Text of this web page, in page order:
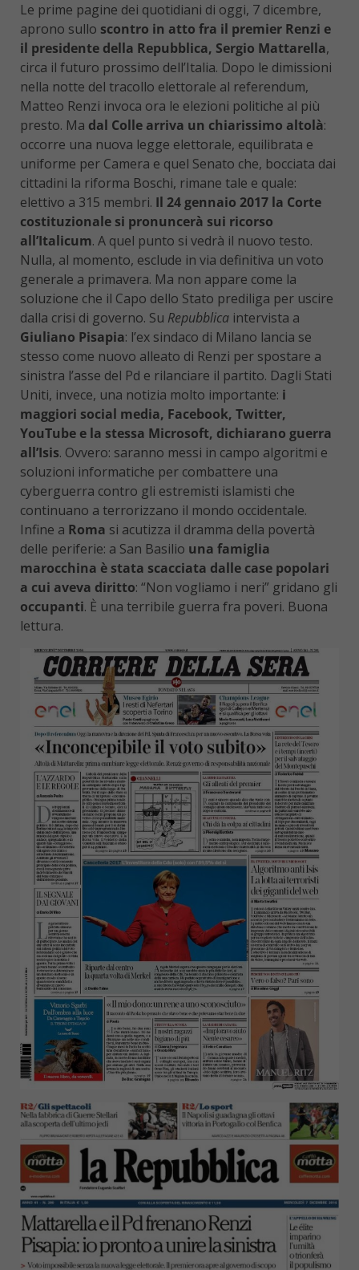
Le prime pagine dei quotidiani di oggi, 7 dicembre,
aprono sullo scontro in atto fra il premier Renzi e
il presidente della Repubblica, Sergio Mattarella,
circa il futuro prossimo dell’Italia. Dopo le dimissioni
nella notte del tracollo elettorale al referendum,
Matteo Renzi invoca ora le elezioni politiche al più
presto. Ma dal Colle arriva un chiarissimo altolà:
occorre una nuova legge elettorale, equilibrata e
uniforme per Camera e quel Senato che, bocciata dai
cittadini la riforma Boschi, rimane tale e quale:
elettivo a 315 membri. Il 24 gennaio 2017 la Corte
costituzionale si pronuncerà sui ricorso
all’Italicum. A quel punto si vedrà il nuovo testo.
Nulla, al momento, esclude in via definitiva un voto
generale a primavera. Ma non appare come la
soluzione che il Capo dello Stato prediliga per uscire
dalla crisi di governo. Su Repubblica intervista a
Giuliano Pisapia: l’ex sindaco di Milano lancia se
stesso come nuovo alleato di Renzi per spostare a
sinistra l’asse del Pd e rilanciare il partito. Dagli Stati
Uniti, invece, una notizia molto importante: i
maggiori social media, Facebook, Twitter,
YouTube e la stessa Microsoft, dichiarano guerra
all’Isis. Ovvero: saranno messi in campo algoritmi e
soluzioni informatiche per combattere una
cyberguerra contro gli estremisti islamisti che
continuano a terrorizzano il mondo occidentale.
Infine a Roma si acutizza il dramma della povertà
delle periferie: a San Basilio una famiglia
marocchina è stata scacciata dalle case popolari
a cui aveva diritto: “Non vogliamo i neri” gridano gli
occupanti. È una terribile guerra fra poveri. Buona
lettura.